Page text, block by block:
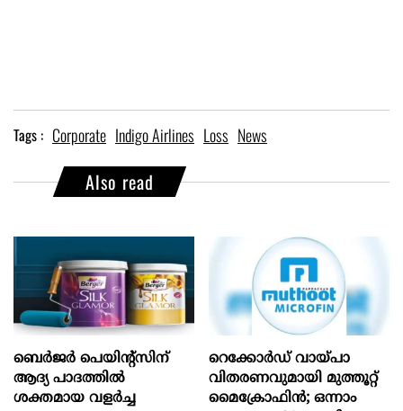
Tags : Corporate Indigo Airlines Loss News
Also read
ബെർജർ പെയിന്റ്സിന്
ആദ്യ പാദത്തിൽ
ശക്തമായ വളർച്ച
റെക്കോർഡ് വായ്പാ
വിതരണവുമായി മുത്തൂറ്റ്
മൈക്രോഫിൻ; ഒന്നാം